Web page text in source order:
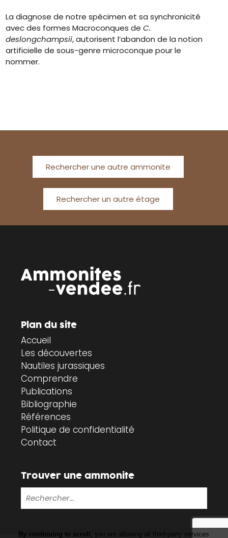
La diagnose de notre spécimen et sa synchronicité
avec des formes Macroconques deC.
deslongchampsii, autorisent l’abandon de la notion
artificielle de sous-genre microconque pour le
nommer.
Rechercher une autre ammonite
Rechercher un autre étage
Plan du site
Accueil
Les découvertes
Nautiles jurassiques
Comprendre
Publications
Bibliographie
Références
Politique de confidentialité
Contact
Trouver une ammonite
By continuing to scroll, you are allowing all third-party services